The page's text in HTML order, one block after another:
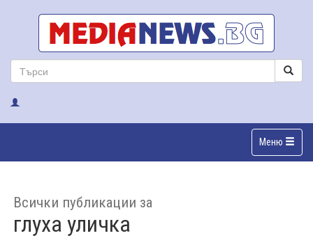
Меню
Всички публикации за
глуха уличка